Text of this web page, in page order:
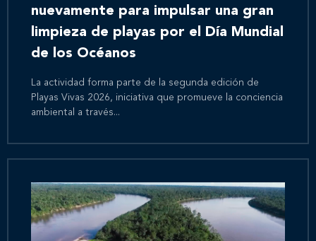
nuevamente para impulsar una gran
limpieza de playas por el Día Mundial
de los Océanos
La actividad forma parte de la segunda edición de
Playas Vivas 2026, iniciativa que promueve la conciencia
ambiental a través...